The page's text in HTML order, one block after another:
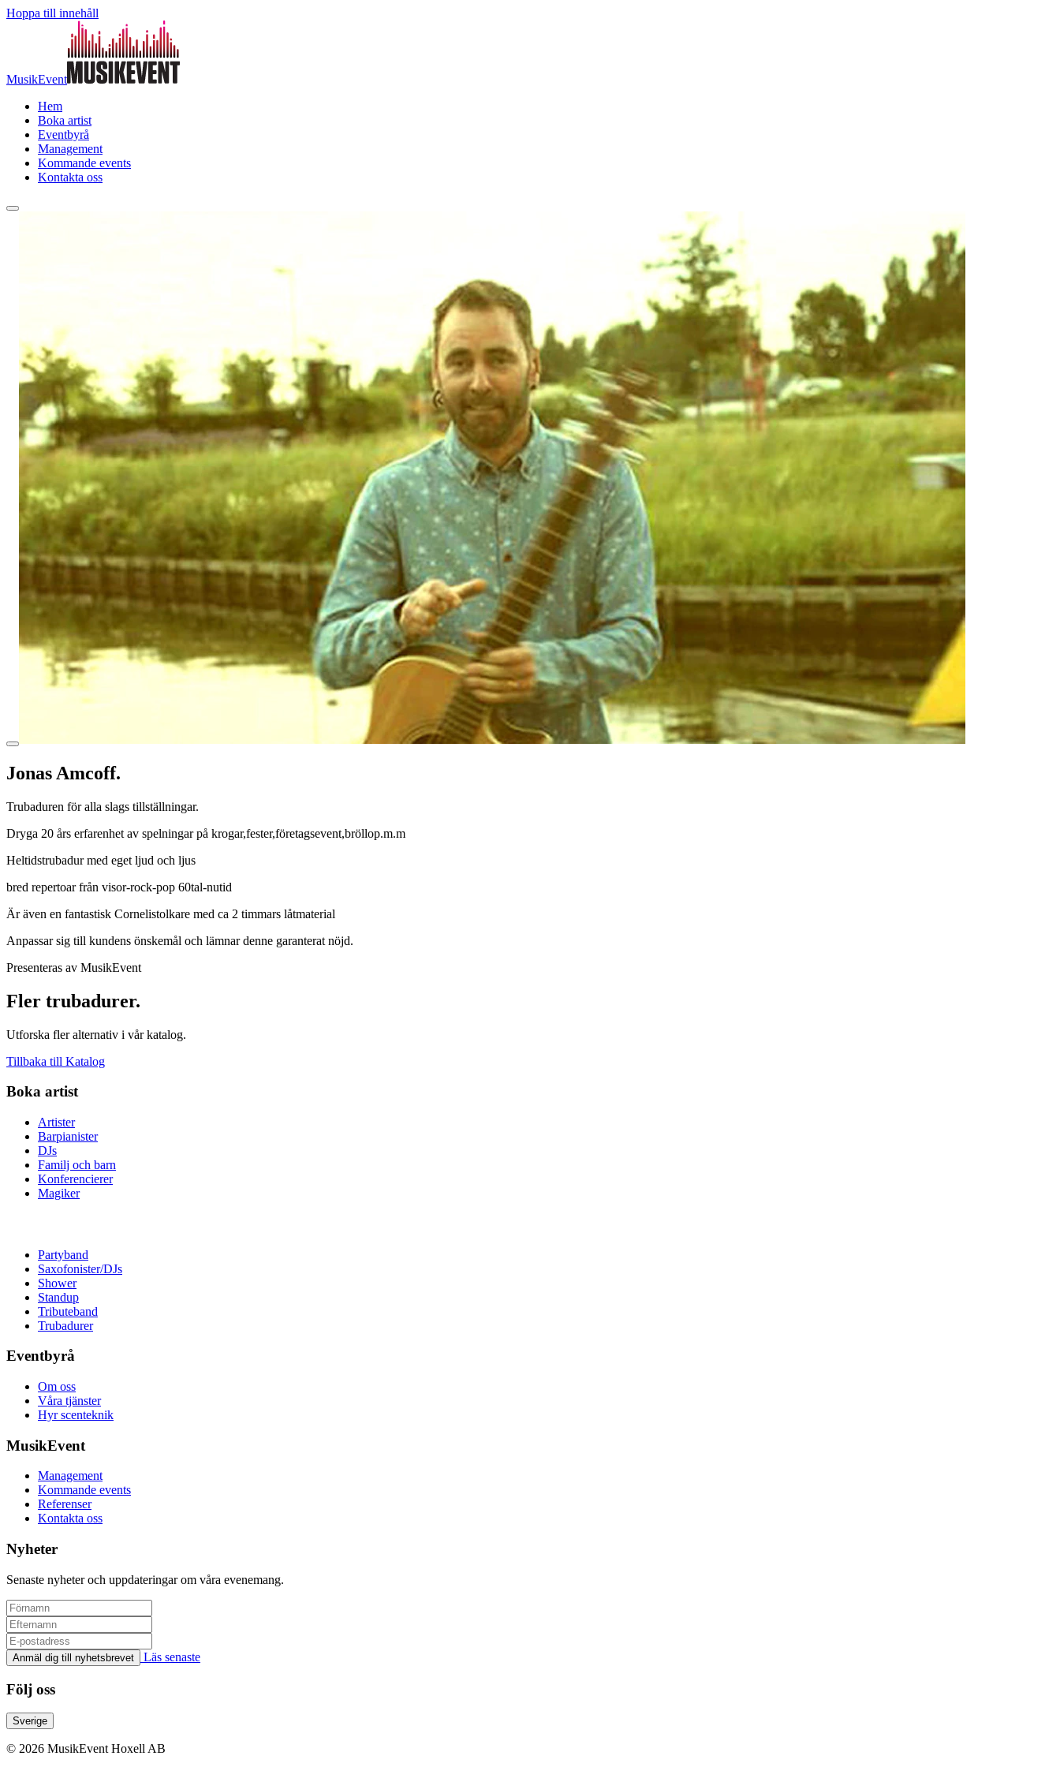
Hoppa till innehåll
MusikEvent
Hem
Boka artist
Eventbyrå
Management
Kommande events
Kontakta oss
Jonas Amcoff.
Trubaduren för alla slags tillställningar.
Dryga 20 års erfarenhet av spelningar på krogar,fester,företagsevent,bröllop.m.m
Heltidstrubadur med eget ljud och ljus
bred repertoar från visor-rock-pop 60tal-nutid
Är även en fantastisk Cornelistolkare med ca 2 timmars låtmaterial
Anpassar sig till kundens önskemål och lämnar denne garanterat nöjd.
Presenteras av MusikEvent
Fler trubadurer.
Utforska fler alternativ i vår katalog.
Tillbaka till Katalog
Boka artist
Artister
Barpianister
DJs
Familj och barn
Konferencierer
Magiker
Partyband
Saxofonister/DJs
Shower
Standup
Tributeband
Trubadurer
Eventbyrå
Om oss
Våra tjänster
Hyr scenteknik
MusikEvent
Management
Kommande events
Referenser
Kontakta oss
Nyheter
Senaste nyheter och uppdateringar om våra evenemang.
Anmäl dig till nyhetsbrevet Läs senaste
Följ oss
Sverige
© 2026 MusikEvent Hoxell AB